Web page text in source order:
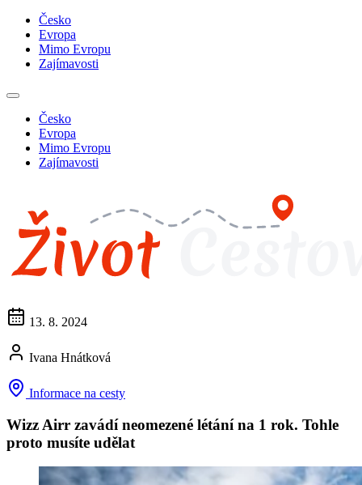
Česko
Evropa
Mimo Evropu
Zajímavosti
Česko
Evropa
Mimo Evropu
Zajímavosti
13. 8. 2024
Ivana Hnátková
Informace na cesty
Wizz Airr zavádí neomezené létání na 1 rok. Tohle
proto musíte udělat